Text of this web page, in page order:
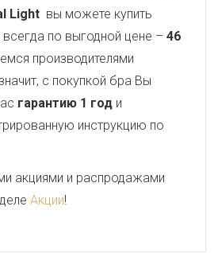
Light вы можете купить
по выгодной цене – 46
производителями
с покупкой бра Вы
гарантию 1 год и
инструкцию по
акциями и распродажами
Акции!